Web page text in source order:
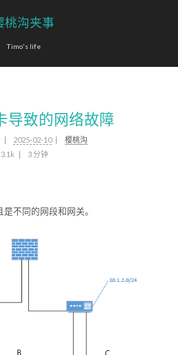
桃沟夹事
Timo's life
导致的网络故障
2025-02-10
樱桃沟
3.1k
3 分钟
不同的网段和网关。